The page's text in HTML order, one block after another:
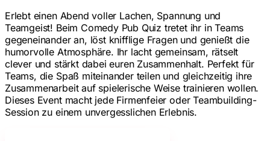
Erlebt einen Abend voller Lachen, Spannung und
Teamgeist! Beim Comedy Pub Quiz tretet ihr in Teams
gegeneinander an, löst knifflige Fragen und genießt die
humorvolle Atmosphäre. Ihr lacht gemeinsam, rätselt
clever und stärkt dabei euren Zusammenhalt. Perfekt für
Teams, die Spaß miteinander teilen und gleichzeitig ihre
Zusammenarbeit auf spielerische Weise trainieren wollen.
Dieses Event macht jede Firmenfeier oder Teambuilding-
Session zu einem unvergesslichen Erlebnis.